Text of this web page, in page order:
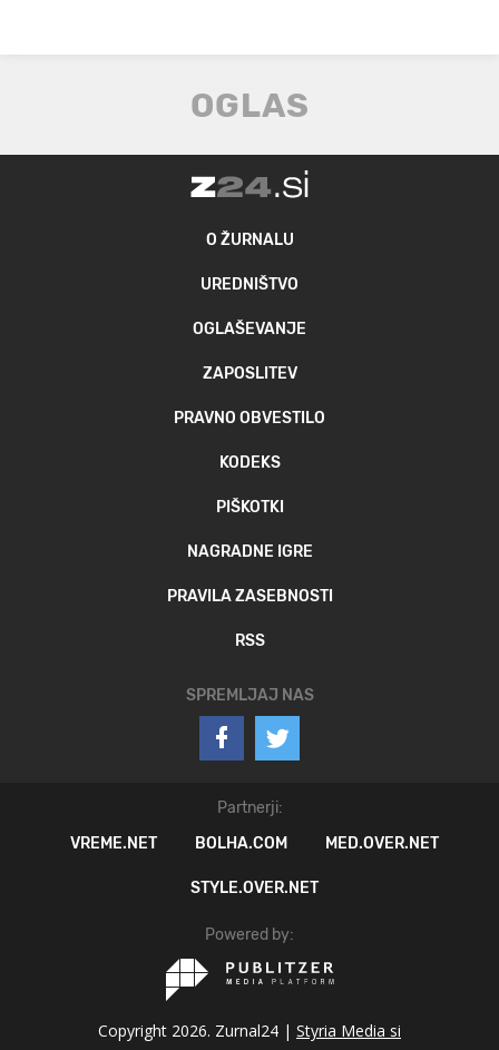
O ŽURNALU
UREDNIŠTVO
OGLAŠEVANJE
ZAPOSLITEV
PRAVNO OBVESTILO
KODEKS
PIŠKOTKI
NAGRADNE IGRE
PRAVILA ZASEBNOSTI
RSS
SPREMLJAJ NAS
Partnerji:
VREME.NET
BOLHA.COM MED.OVER.NET
STYLE.OVER.NET
Powered by:
Copyright 2026. Zurnal24 | Styria Media si